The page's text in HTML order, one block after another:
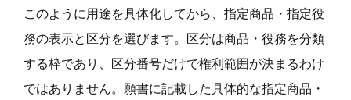
このように用途を具体化してから、指定商品・指定役
務の表示と区分を選びます。区分は商品・役務を分類
する枠であり、区分番号だけで権利範囲が決まるわけ
ではありません。願書に記載した具体的な指定商品・